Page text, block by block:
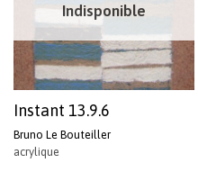
Indisponible
Instant 13.9.6
Bruno Le Bouteiller
acrylique